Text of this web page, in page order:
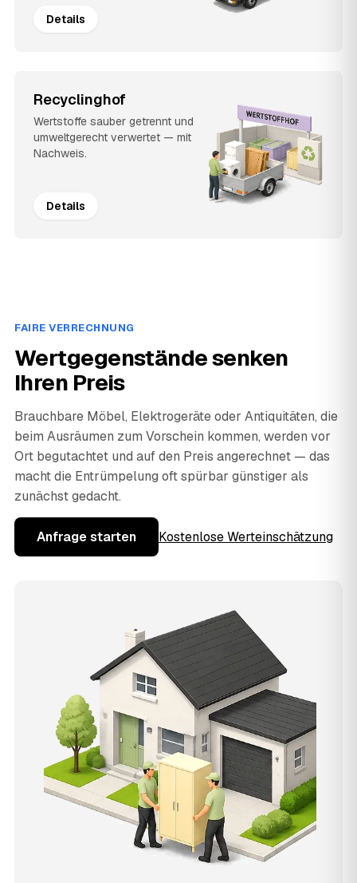
Details
Recyclinghof
Wertstoffe sauber getrennt und
umweltgerecht verwertet — mit
Nachweis.
Details
FAIRE VERRECHNUNG
Wertgegenstände senken
Ihren Preis
Brauchbare Möbel, Elektrogeräte oder Antiquitäten, die
beim Ausräumen zum Vorschein kommen, werden vor
Ort begutachtet und auf den Preis angerechnet — das
macht die Entrümpelung oft spürbar günstiger als
zunächst gedacht.
Anfrage starten Kostenlose Werteinschätzung